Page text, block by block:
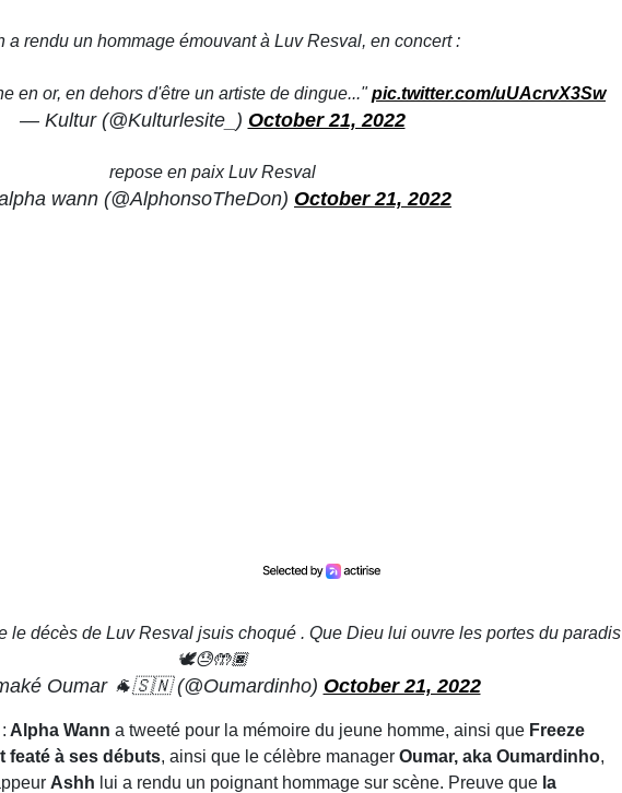
a rendu un hommage émouvant à Luv Resval, en concert :
en or, en dehors d'être un artiste de dingue..."pic.twitter.com/uUAcrvX3Sw
— Kultur (@Kulturlesite_) October 21, 2022
repose en paix Luv Resval
wann (@AlphonsoTheDon) October 21, 2022
le décès de Luv Resval jsuis choqué . Que Dieu lui ouvre les portes du paradis
🕊😓🤲🏿
Oumar 🐐🇸🇳 (@Oumardinho) October 21, 2022
Alpha Wann a tweeté pour la mémoire du jeune homme, ainsi que Freeze
featé à ses débuts, ainsi que le célèbre manager Oumar, aka Oumardinho,
Ashh lui a rendu un poignant hommage sur scène. Preuve que la